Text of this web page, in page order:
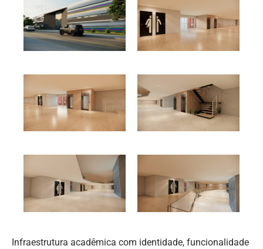
Infraestrutura acadêmica com identidade, funcionalidade